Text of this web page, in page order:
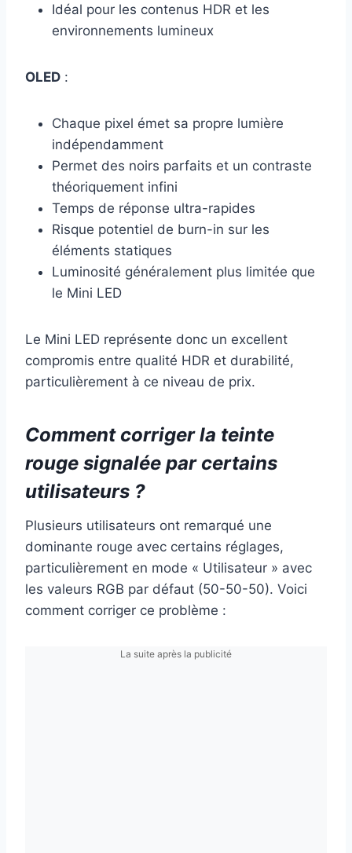
Idéal pour les contenus HDR et les
environnements lumineux
OLED :
Chaque pixel émet sa propre lumière
indépendamment
Permet des noirs parfaits et un contraste
théoriquement infini
Temps de réponse ultra-rapides
Risque potentiel de burn-in sur les
éléments statiques
Luminosité généralement plus limitée que
le Mini LED
Le Mini LED représente donc un excellent
compromis entre qualité HDR et durabilité,
particulièrement à ce niveau de prix.
Comment corriger la teinte
rouge signalée par certains
utilisateurs ?
Plusieurs utilisateurs ont remarqué une
dominante rouge avec certains réglages,
particulièrement en mode « Utilisateur » avec
les valeurs RGB par défaut (50-50-50). Voici
comment corriger ce problème :
La suite après la publicité